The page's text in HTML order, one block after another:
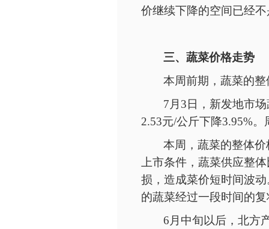
价继续下降的空间已经
三、蔬菜价格走势
本周前期，蔬菜的
7月 3 日，新发地市
2.53元/公斤下降3.95%
本周，蔬菜的整体
上市条件，蔬菜供应整
损，造成菜价短时间波
的蔬菜经过一段时间的
6月中旬以后，北方